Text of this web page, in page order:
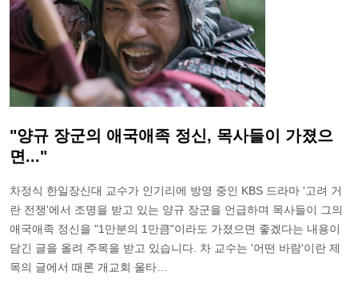
"양규 장군의 애국애족 정신, 목사들이 가졌으
면..."
차정식 한일장신대 교수가 인기리에 방영 중인 KBS 드라마 '고려 거
란 전쟁'에서 조명을 받고 있는 양규 장군을 언급하며 목사들이 그의
애국애족 정신을 "1만분의 1만큼"이라도 가졌으면 좋겠다는 내용이
담긴 글을 올려 주목을 받고 있습니다. 차 교수는 '어떤 바람'이란 제
목의 글에서 때론 개교회 울타…